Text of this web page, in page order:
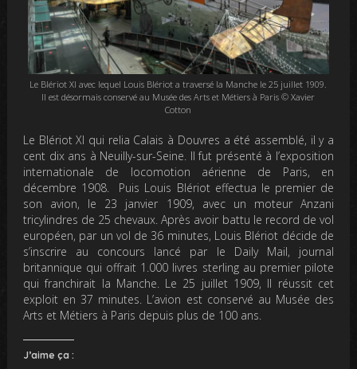
Le Blériot XI avec lequel Louis Blériot a traversé la Manche le 25 juillet 1909.
Il est désormais conservé au Musée des Arts et Métiers à Paris © Xavier
Cotton
Le Blériot XI qui relia Calais à Douvres a été assemblé, il y a
cent dix ans à Neuilly-sur-Seine. Il fut présenté à l’exposition
internationale de locomotion aérienne de Paris, en
décembre 1908. Puis Louis Blériot effectua le premier de
son avion, le 23 janvier 1909, avec un moteur Anzani
tricylindres de 25 chevaux. Après avoir battu le record de vol
européen, par un vol de 36 minutes, Louis Blériot décide de
s’inscrire au concours lancé par le Daily Mail, journal
britannique qui offrait 1.000 livres sterling au premier pilote
qui franchirait la Manche. Le 25 juillet 1909, Il réussit cet
exploit en 37 minutes. L’avion est conservé au Musée des
Arts et Métiers à Paris depuis plus de 100 ans.
J’aime ça :